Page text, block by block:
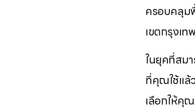
ครอบคลุม
เขตกรุงเท
ในยุคที่สม
ที่คุณใช้แล้
เลือกให้คุ